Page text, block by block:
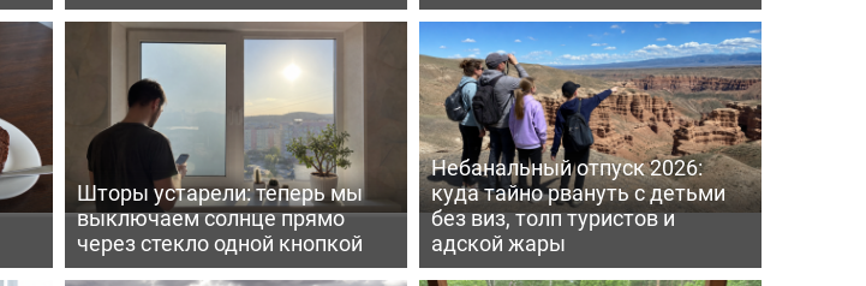
Шторы устарели: теперь мы
выключаем солнце прямо
через стекло одной кнопкой
Небанальный отпуск 2026:
куда тайно рвануть с детьми
без виз, толп туристов и
адской жары